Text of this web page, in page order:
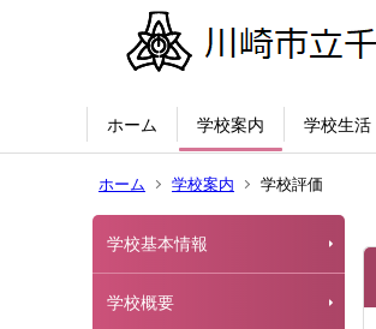
ホーム 学校案内 学校生活
ホーム 学校案内 学校評価
学校基本情報
学校概要